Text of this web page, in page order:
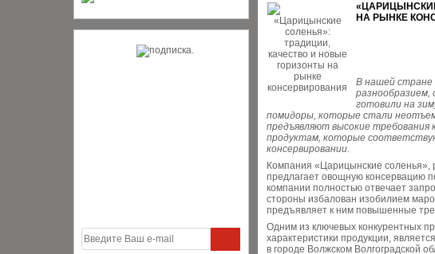
НА РЫНКЕ
В нашей стране
разнообразием,
готовили на
помидоры, которые стали
предъявляют высокие требования
продуктам, которые
консервировании.
Компания «Царицынские соленья»,
предлагает овощную консервацию
компании полностью отвечает
стороны избалован изобилием
предъявляет к ним повышенные
Одним из ключевых конкурентных
характеристики продукции,
в городе Волжском Волгоградской